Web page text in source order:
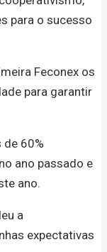
para o sucesso
Feconex os
para garantir
de 60%
ano passado e
ano.
a
expectativas